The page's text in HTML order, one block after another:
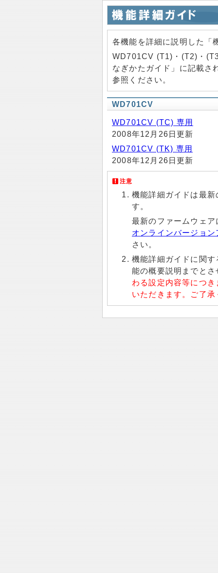
各機能を詳細に説明した「
WD701CV (T1)・(T2)・
なぎかたガイド」に記載さ
参照ください。
WD701CV
WD701CV (TC) 専用
2008年12月26日更新
WD701CV (TK) 専用
2008年12月26日更新
注意
機能詳細ガイドは最
す。
最新のファームウェ
オンラインバージョ
さい。
機能詳細ガイドに関
能の概要説明までと
わる設定内容等につ
いただきます。ご了